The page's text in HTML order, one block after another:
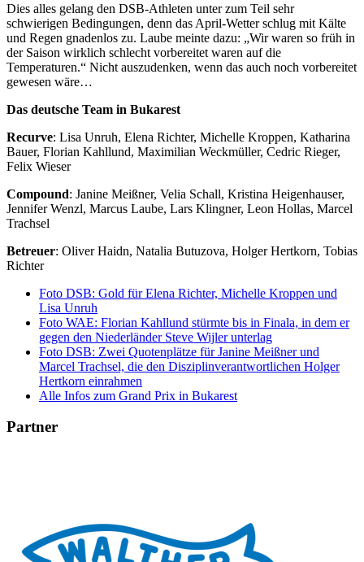
Dies alles gelang den DSB-Athleten unter zum Teil sehr
schwierigen Bedingungen, denn das April-Wetter schlug mit Kälte
und Regen gnadenlos zu. Laube meinte dazu: „Wir waren so früh in
der Saison wirklich schlecht vorbereitet waren auf die
Temperaturen.“ Nicht auszudenken, wenn das auch noch vorbereitet
gewesen wäre…
Das deutsche Team in Bukarest
Recurve: Lisa Unruh, Elena Richter, Michelle Kroppen, Katharina
Bauer, Florian Kahllund, Maximilian Weckmüller, Cedric Rieger,
Felix Wieser
Compound: Janine Meißner, Velia Schall, Kristina Heigenhauser,
Jennifer Wenzl, Marcus Laube, Lars Klingner, Leon Hollas, Marcel
Trachsel
Betreuer: Oliver Haidn, Natalia Butuzova, Holger Hertkorn, Tobias
Richter
Foto DSB: Gold für Elena Richter, Michelle Kroppen und
Lisa Unruh
Foto WAE: Florian Kahllund stürmte bis in Finala, in dem er
gegen den Niederländer Steve Wijler unterlag
Foto DSB: Zwei Quotenplätze für Janine Meißner und
Marcel Trachsel, die den Disziplinverantwortlichen Holger
Hertkorn einrahmen
Alle Infos zum Grand Prix in Bukarest
Partner